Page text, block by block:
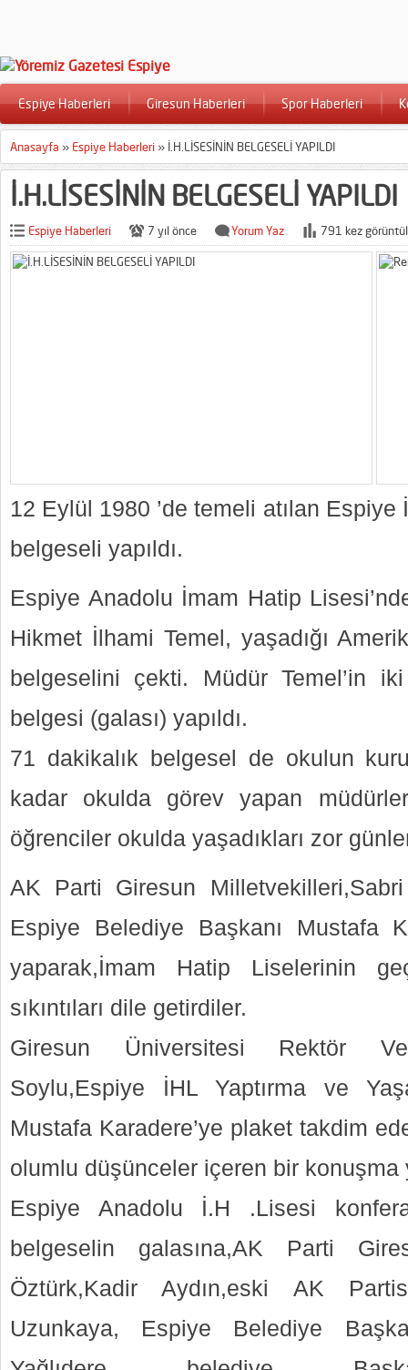
Espiye Haberleri Giresun Haberleri Spor Haberleri
Anasayfa » Espiye Haberleri » İ.H.LİSESİNİN BELGESELİ YAPILDI
İ.H.LİSESİNİN BELGESELİ YAPILDI
Espiye Haberleri 7 yıl önce Yorum Yaz 791 kez
12 Eylül 1980 ’de temeli atılan
belgeseli yapıldı.
Espiye Anadolu İmam Hatip
Hikmet İlhami Temel, yaşadığı
belgeselini çekti. Müdür Temel’in
belgesi (galası) yapıldı.
71 dakikalık belgesel de okulun
kadar okulda görev yapan
öğrenciler okulda yaşadıkları zor
AK Parti Giresun
Espiye Belediye Başkanı Mustafa
yaparak,İmam Hatip Liselerinin
sıkıntıları dile getirdiler.
Giresun Üniversitesi Rektör
Soylu,Espiye İHL Yaptırma ve
Mustafa Karadere’ye plaket takdim
olumlu düşünceler içeren bir konuşma
Espiye Anadolu İ.H .Lisesi
belgeselin galasına,AK Parti
Öztürk,Kadir Aydın,eski AK
Uzunkaya, Espiye Belediye